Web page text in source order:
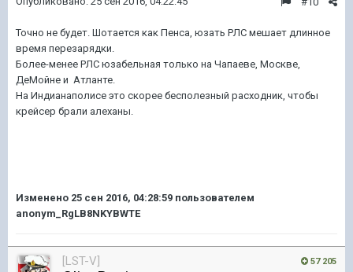
Точно не будет. Шотается как Пенса, юзать РЛС мешает длинное
время перезарядки.
Более-менее РЛС юзабельная только на Чапаеве, Москве,
ДеМойне и Атланте.
На Индианаполисе это скорее бесполезный расходник, чтобы
крейсер брали алеханы.
Изменено 25 сен 2016, 04:28:59 пользователем
anonym_RgLB8NKYBWTE
57 205
[LST-V]